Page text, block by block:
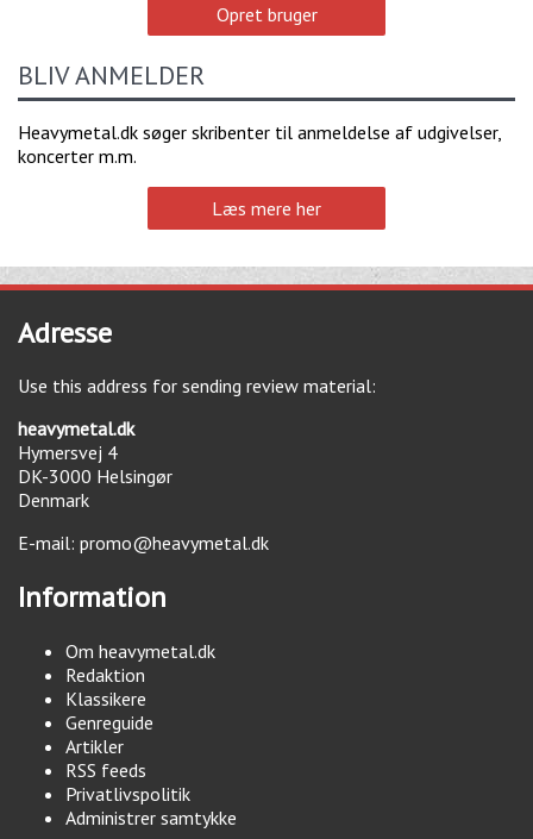
Opret bruger
BLIV ANMELDER
Heavymetal.dk søger skribenter til anmeldelse af udgivelser,
koncerter m.m.
Læs mere her
Adresse
Use this address for sending review material:
heavymetal.dk
Hymersvej 4
DK-3000 Helsingør
Denmark
E-mail: promo@heavymetal.dk
Information
Om heavymetal.dk
Redaktion
Klassikere
Genreguide
Artikler
RSS feeds
Privatlivspolitik
Administrer samtykke